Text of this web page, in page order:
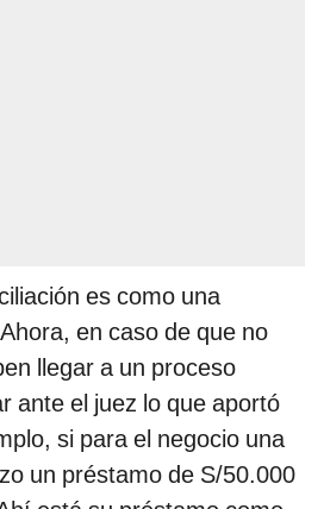
es como una
en caso de que no
llegar a un proceso
ante el juez lo que aportó
si para el negocio una
un préstamo de S/50.000